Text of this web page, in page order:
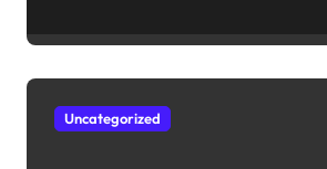
Uncategorized